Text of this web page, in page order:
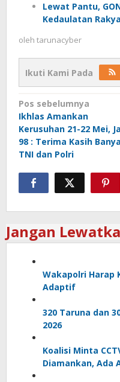
Lewat Pantu,
Kedaulatan
oleh tarunacyber
Ikuti Kami Pada
Navigasi
pos
Pos sebelumnya
Ikhlas Amankan
Kerusuhan 21-22 Mei,
98 : Terima Kasih
TNI dan Polri
Jangan
Wakapolri Harap
Adaptif
320 Taruna dan
2026
Koalisi Minta
Diamankan, Ada